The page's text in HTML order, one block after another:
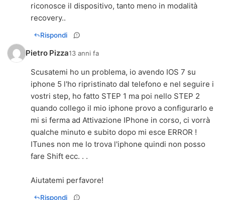
riconosce il dispositivo, tanto meno in modalità
recovery..
Rispondi
Pietro Pizza13 anni fa
Scusatemi ho un problema, io avendo IOS 7 su
iphone 5 l'ho ripristinato dal telefono e nel seguire i
vostri step, ho fatto STEP 1 ma poi nello STEP 2
quando collego il mio iphone provo a configurarlo e
mi si ferma ad Attivazione IPhone in corso, ci vorrà
qualche minuto e subito dopo mi esce ERROR !
ITunes non me lo trova l'iphone quindi non posso
fare Shift ecc. . .
Aiutatemi perfavore!
Rispondi